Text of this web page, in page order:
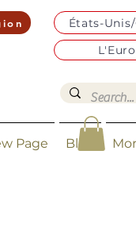
États-
Page Blog